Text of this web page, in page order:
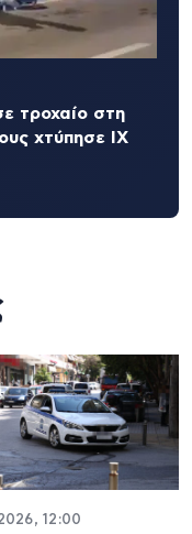
τροχαίο στη
χτύπησε ΙΧ
12:00